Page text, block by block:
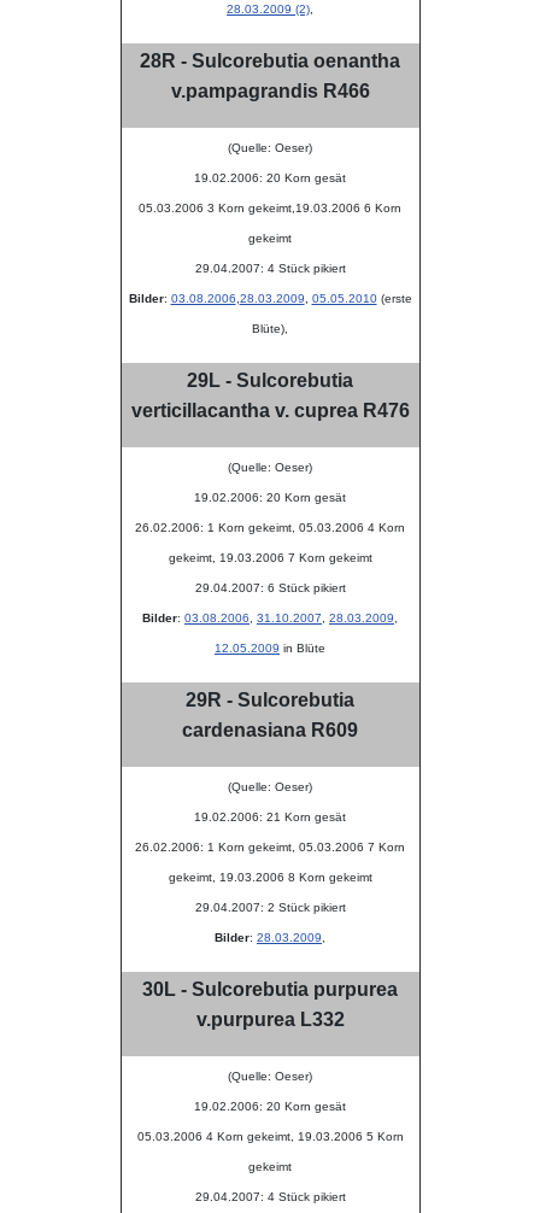
28.03.2009 (2)
28R - Sulcorebutia oenantha
v.pampagrandis R466
(Quelle: Oeser)
19.02.2006: 20 Korn gesät
05.03.2006 3 Korn gekeimt,19.03.2006 6 Korn
gekeimt
29.04.2007: 4 Stück pikiert
Bilder: 03.08.2006 28.03.2009 05.05.2010(erste
Blüte),
29L - Sulcorebutia
verticillacantha v. cuprea R476
(Quelle: Oeser)
19.02.2006: 20 Korn gesät
26.02.2006: 1 Korn gekeimt, 05.03.2006 4 Korn
gekeimt, 19.03.2006 7 Korn gekeimt
29.04.2007: 6 Stück pikiert
Bilder: 03.08.2006 31.10.2007 28.03.2009
12.05.2009 in Blüte
29R - Sulcorebutia
cardenasiana R609
(Quelle: Oeser)
19.02.2006: 21 Korn gesät
26.02.2006: 1 Korn gekeimt, 05.03.2006 7 Korn
gekeimt, 19.03.2006 8 Korn gekeimt
29.04.2007: 2 Stück pikiert
Bilder: 28.03.2009
30L - Sulcorebutia purpurea
v.purpurea L332
(Quelle: Oeser)
19.02.2006: 20 Korn gesät
05.03.2006 4 Korn gekeimt, 19.03.2006 5 Korn
gekeimt
29.04.2007: 4 Stück pikiert